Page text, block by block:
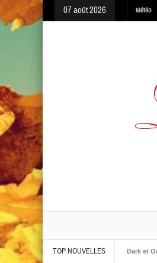
07 août 2026 Météo
TOP NOUVELLES
The Warning, Made In The Dark et One